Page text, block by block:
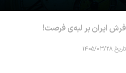
فرش ایران بر لبه‌ی فرصت!
تاریخ ۱۴۰۵/۰۳/۲۸